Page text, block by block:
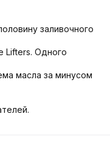
заливочного
Lifters. Одного
масла за минусом